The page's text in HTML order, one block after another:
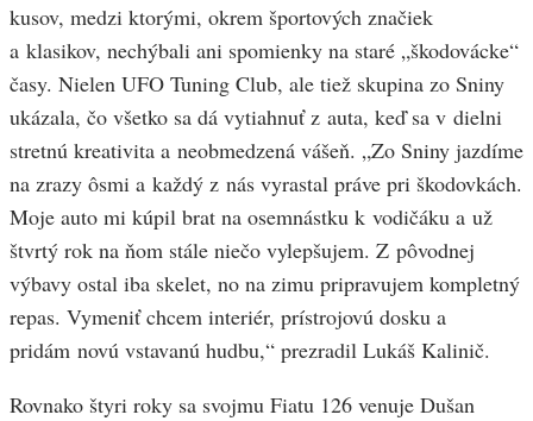
kusov, medzi ktorými, okrem športových značiek
a klasikov, nechýbali ani spomienky na staré „škodovácke“
časy. Nielen UFO Tuning Club, ale tiež skupina zo Sniny
ukázala, čo všetko sa dá vytiahnuť z auta, keď sa v dielni
stretnú kreativita a neobmedzená vášeň. „Zo Sniny jazdíme
na zrazy ôsmi a každý z nás vyrastal práve pri škodovkách.
Moje auto mi kúpil brat na osemnástku k vodičáku a už
štvrtý rok na ňom stále niečo vylepšujem. Z pôvodnej
výbavy ostal iba skelet, no na zimu pripravujem kompletný
repas. Vymeniť chcem interiér, prístrojovú dosku a
pridám novú vstavanú hudbu,“ prezradil Lukáš Kalinič.
Rovnako štyri roky sa svojmu Fiatu 126 venuje Dušan